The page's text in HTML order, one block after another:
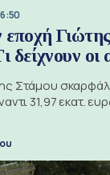
δείχνουν οι
Στάμου
31,97 εκατ.